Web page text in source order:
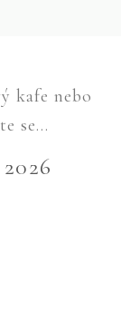
kafe nebo
se...